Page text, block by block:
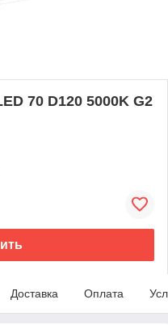
70 D120 5000K G2
Доставка Оплата